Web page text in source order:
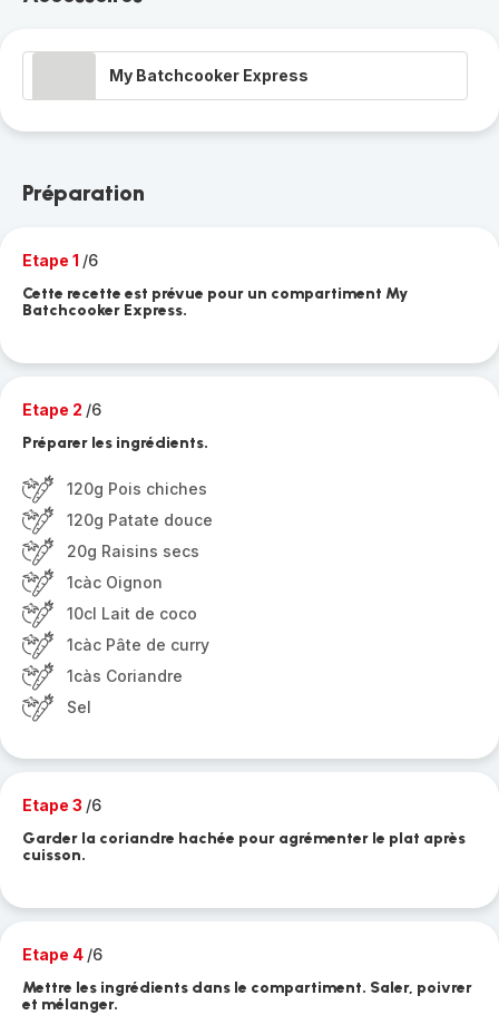
My Batchcooker Express
Préparation
Etape 1 /6
Cette recette est prévue pour un compartiment My
Batchcooker Express.
Etape 2 /6
Préparer les ingrédients.
120g Pois chiches
120g Patate douce
20g Raisins secs
1càc Oignon
10cl Lait de coco
1càc Pâte de curry
1càs Coriandre
Sel
Etape 3 /6
Garder la coriandre hachée pour agrémenter le plat après
cuisson.
Etape 4 /6
Mettre les ingrédients dans le compartiment. Saler, poivrer
et mélanger.